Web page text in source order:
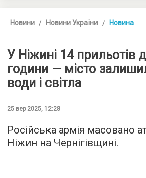
Новини Новини України Новина
У Ніжині 14 прильотів
години — місто
води і світла
25 вер 2025, 12:28
Російська армія масовано
Ніжин на Чернігівщині.